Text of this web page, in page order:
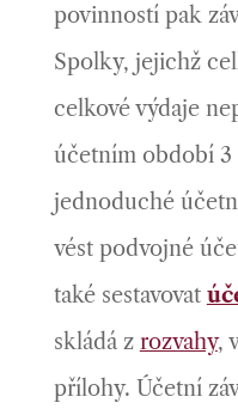
povinností pak
Spolky, jejichž
celkové výdaje
účetním období
jednoduché
vést podvojné
také sestavovat
skládá z rozvahy,
přílohy. Účetní